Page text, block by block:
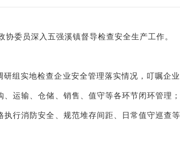
协委员深入五强溪镇督导检查安全生产工作。
组实地检查企业安全管理落实情况，叮嘱企
运输、仓储、销售、值守等各环节闭环管理
行消防安全、规范堆存间距、日常值守巡查